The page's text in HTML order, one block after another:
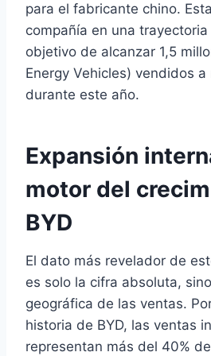
para el fabricante chino.
compañía en una
objetivo de alcanzar 1,5
Energy Vehicles) vendidos
durante este año.
Expansión
motor del
BYD
El dato más revelador de
es solo la cifra absoluta,
geográfica de las ventas.
historia de BYD, las ventas
representan más del 40%